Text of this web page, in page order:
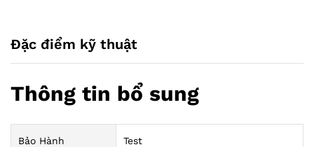
Đặc điểm kỹ thuật
Thông tin bổ sung
Bảo Hành Test